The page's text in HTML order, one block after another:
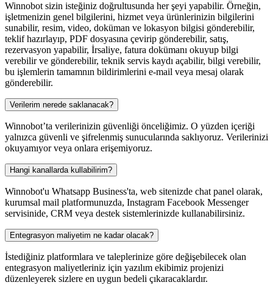
Winnobot sizin isteğiniz doğrultusunda her şeyi yapabilir. Örneğin,
işletmenizin genel bilgilerini, hizmet veya ürünlerinizin bilgilerini
sunabilir, resim, video, doküman ve lokasyon bilgisi gönderebilir,
teklif hazırlayıp, PDF dosyasına çevirip gönderebilir, satış,
rezervasyon yapabilir, İrsaliye, fatura dokümanı okuyup bilgi
verebilir ve gönderebilir, teknik servis kaydı açabilir, bilgi verebilir,
bu işlemlerin tamamnın bildirimlerini e-mail veya mesaj olarak
gönderebilir.
Verilerim nerede saklanacak?
Winnobot’ta verilerinizin güvenliği önceliğimiz. O yüzden içeriği
yalnızca güvenli ve şifrelenmiş sunucularında saklıyoruz. Verilerinizi
okuyamıyor veya onlara erişemiyoruz.
Hangi kanallarda kullabilirim?
Winnobot'u Whatsapp Business'ta, web sitenizde chat panel olarak,
kurumsal mail platformunuzda, Instagram Facebook Messenger
servisinide, CRM veya destek sistemlerinizde kullanabilirsiniz.
Entegrasyon maliyetim ne kadar olacak?
İstediğiniz platformlara ve taleplerinize göre değişebilecek olan
entegrasyon maliyetleriniz için yazılım ekibimiz projenizi
düzenleyerek sizlere en uygun bedeli çıkaracaklardır.